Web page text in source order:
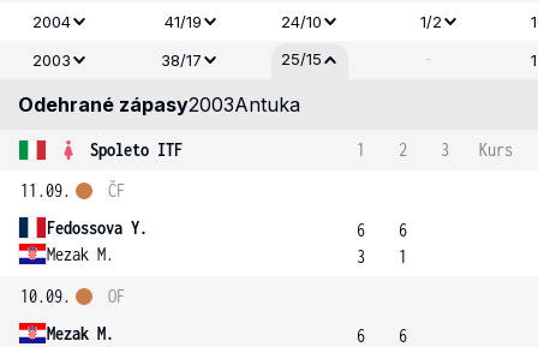
2004
41/19 24/10 1/2
2003
38/17 25/15 -
Odehrané zápasy2003Antuka
Spoleto ITF 1 2 3
Kurs
11.09.
Fedossova Y.
Mezak M.
ČF
6
3
6
1
10.09.
Mezak M.
OF
6
6